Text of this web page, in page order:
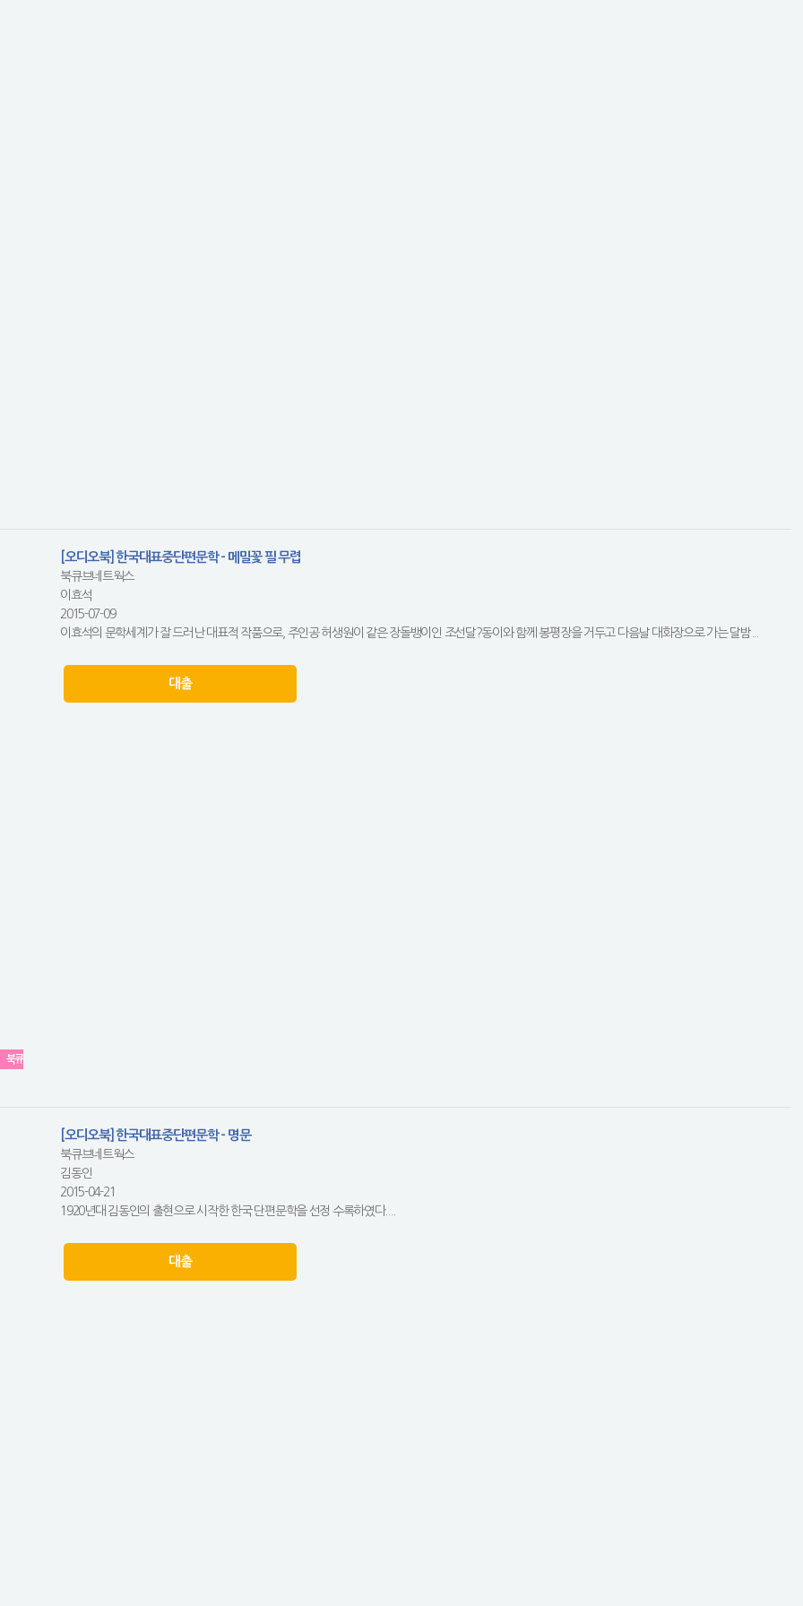
북큐
[오디오북] 한국대표중단편문학 - 메밀꽃 필 무렵
북큐브네트웍스
이효석
2015-07-09
이효석의 문학세계가 잘 드러난 대표적 작품으로, 주인공 허생원이 같은 장돌뱅이인 조선달?동이와 함께 봉평장을 거두고 다음날 대화장으로 가는 달밤...
대출
[오디오북] 한국대표중단편문학 - 명문
북큐브네트웍스
김동인
2015-04-21
1920년대 김동인의 출현으로 시작한 한국 단편문학을 선정 수록하였다....
대출